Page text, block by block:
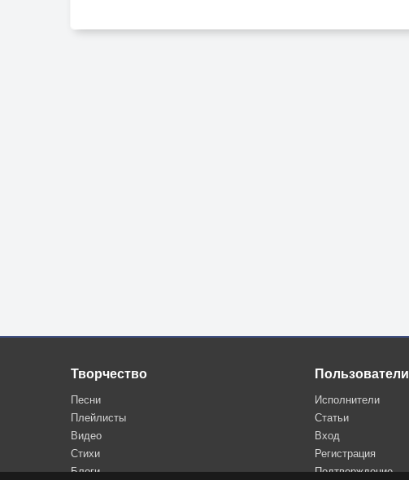
Творчество
Песни
Плейлисты
Видео
Стихи
Блоги
Пользователи
Исполнители
Статьи
Вход
Регистрация
Подтверждение